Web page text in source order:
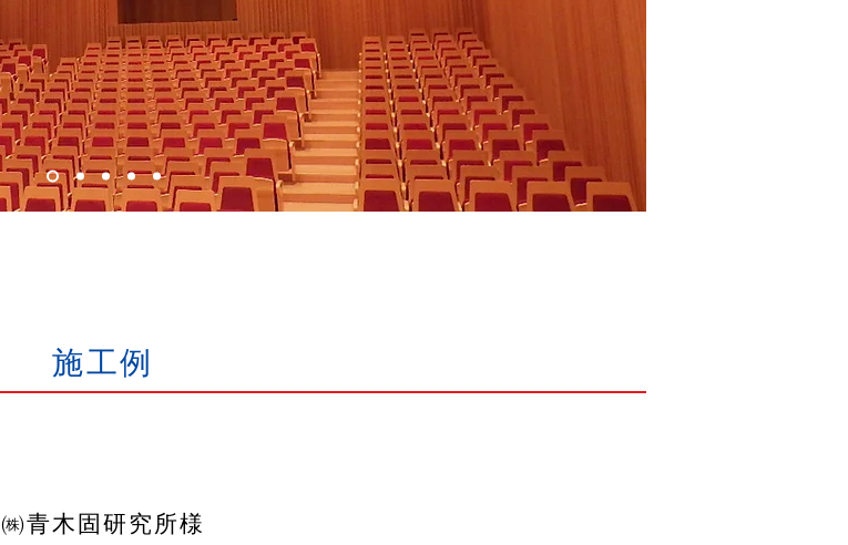
​施工例
㈱青木固研究所様